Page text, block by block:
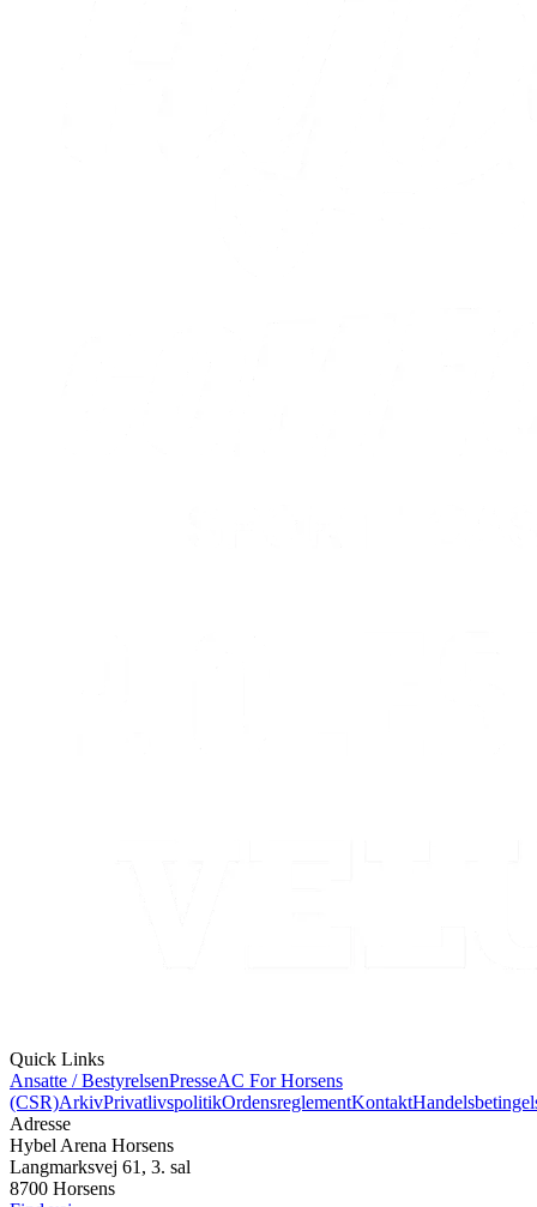
Quick Links
Ansatte / BestyrelsenPresseAC For Horsens
(CSR)ArkivPrivatlivspolitikOrdensreglementKontakt
Adresse
Hybel Arena Horsens
Langmarksvej 61, 3. sal
8700 Horsens